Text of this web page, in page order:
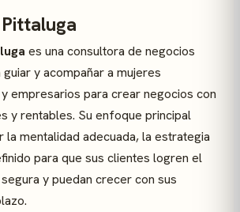
es una consultora de negocios
y acompañar a mujeres
empresarios para crear negocios con
y rentables. Su enfoque principal
la mentalidad adecuada, la estrategia
para que sus clientes logren el
y puedan crecer con sus